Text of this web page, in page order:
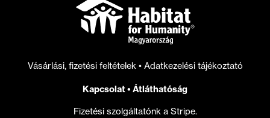
Vásárlási, fizetési feltételek • Adatkezelési tájékoztató
Kapcsolat• Átláthatóság
Fizetési szolgáltatónk a Stripe.